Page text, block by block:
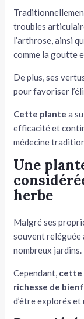
troubles
l’arthrose, ainsi
comme la goutte
De plus, ses
pour favoriser
Cette plante a
efficacité et
médecine
Une
herbe
Malgré ses
souvent reléguée
nombreux jardins.
Cependant, cette
richesse de
d’être explorés et